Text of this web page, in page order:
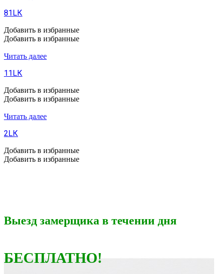
81LК
Добавить в избранные
Добавить в избранные
Читать далее
11LК
Добавить в избранные
Добавить в избранные
Читать далее
2LК
Добавить в избранные
Добавить в избранные
Выезд замерщика в течении дня
БЕСПЛАТНО!